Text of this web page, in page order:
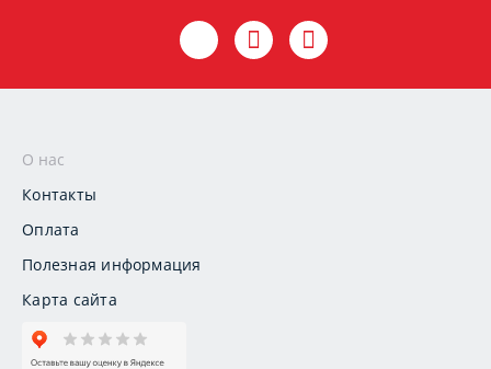
О нас
Контакты
Оплата
Полезная информация
Карта сайта